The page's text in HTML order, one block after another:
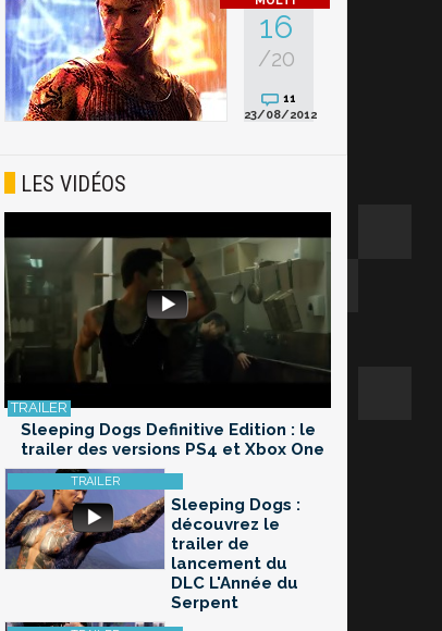
16
/20
11
23/08/2012
LES VIDÉOS
Sleeping Dogs Definitive Edition : le
trailer des versions PS4 et Xbox One
Sleeping Dogs :
découvrez le
trailer de
lancement du
DLC L'Année du
Serpent